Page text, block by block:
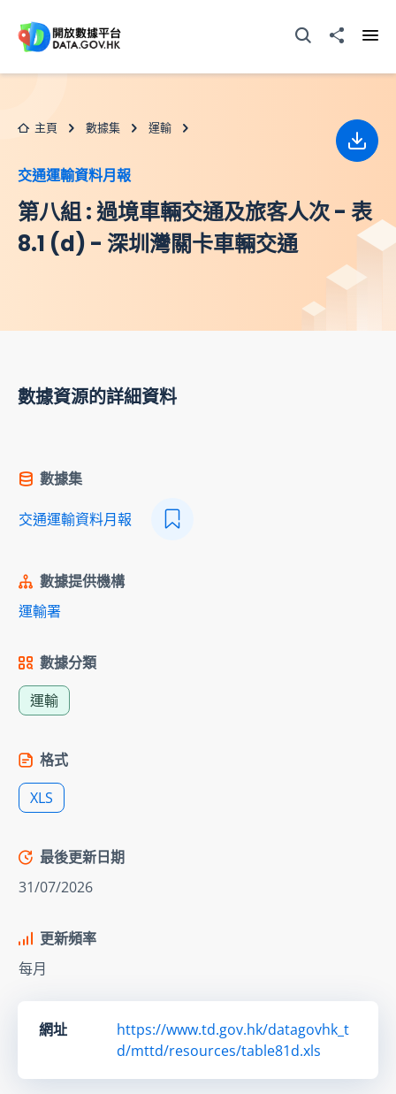
打開搜尋器分享至
主頁 數據集 運輸
交通運輸資料月報
第八組 : 過境車輛交通及旅客人次 - 表
8.1 (d) - 深圳灣關卡車輛交通
下載
數據資源的詳細資料
數據集
交通運輸資料月報
數據提供機構
運輸署
數據分類
運輸
格式
XLS
最後更新日期
31/07/2026
更新頻率
每月
網址
https://www.td.gov.hk/datagovhk_t
d/mttd/resources/table81d.xls